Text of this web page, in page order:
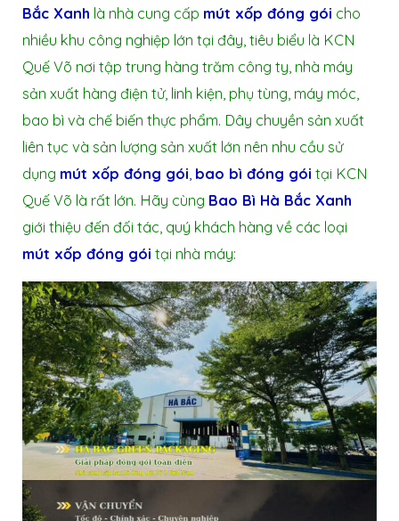
Bắc Xanh là nhà cung cấp mút xốp đóng gói cho
nhiều khu công nghiệp lớn tại đây, tiêu biểu là KCN
Quế Võ nơi tập trung hàng trăm công ty, nhà máy
sản xuất hàng điện tử, linh kiện, phụ tùng, máy móc,
bao bì và chế biến thực phẩm. Dây chuyền sản xuất
liên tục và sản lượng sản xuất lớn nên nhu cầu sử
dụng mút xốp đóng gói bao bì đóng gói tại KCN
Quế Võ là rất lớn. Hãy cùng Bao Bì Hà Bắc Xanh
giới thiệu đến đối tác, quý khách hàng về các loại
mút xốp đóng gói tại nhà máy: